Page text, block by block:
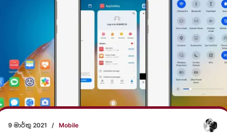
9 මාර්තු 2021 / Mobile